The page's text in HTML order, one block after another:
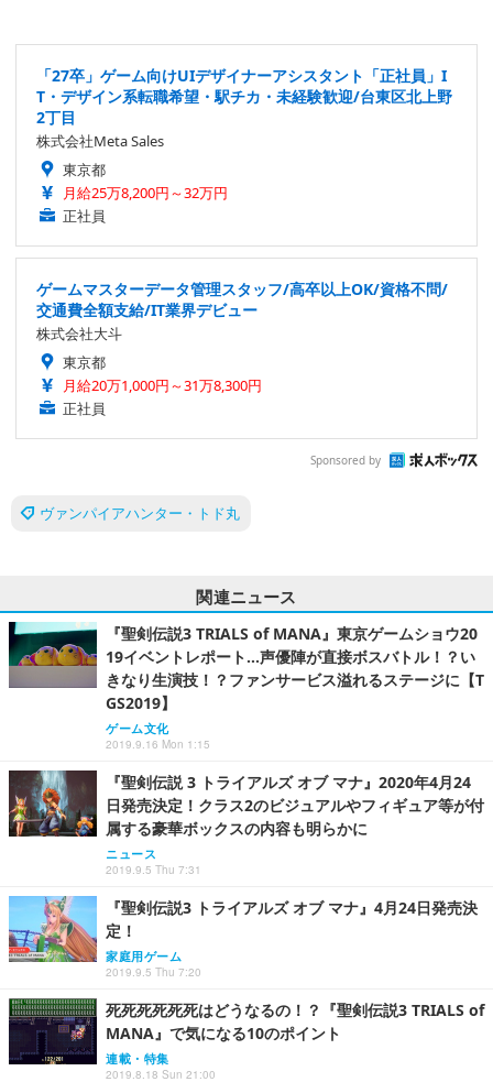
「27卒」ゲーム向けUIデザイナーアシスタント「正社員」I
T・デザイン系転職希望・駅チカ・未経験歓迎/台東区北上野
2丁目
株式会社Meta Sales
東京都
月給25万8,200円～32万円
正社員
ゲームマスターデータ管理スタッフ/高卒以上OK/資格不問/
交通費全額支給/IT業界デビュー
株式会社大斗
東京都
月給20万1,000円～31万8,300円
正社員
Sponsored by
ヴァンパイアハンター・トド丸
関連ニュース
『聖剣伝説3 TRIALS of MANA』東京ゲームショウ20
19イベントレポート…声優陣が直接ボスバトル！？い
きなり生演技！？ファンサービス溢れるステージに【T
GS2019】
ゲーム文化
2019.9.16 Mon 1:15
『聖剣伝説 3 トライアルズ オブ マナ』2020年4月24
日発売決定！クラス2のビジュアルやフィギュア等が付
属する豪華ボックスの内容も明らかに
ニュース
2019.9.5 Thu 7:31
『聖剣伝説3 トライアルズ オブ マナ』4月24日発売決
定！
家庭用ゲーム
2019.9.5 Thu 7:20
死死死死死死はどうなるの！？『聖剣伝説3 TRIALS of
MANA』で気になる10のポイント
連載・特集
2019.8.18 Sun 21:00